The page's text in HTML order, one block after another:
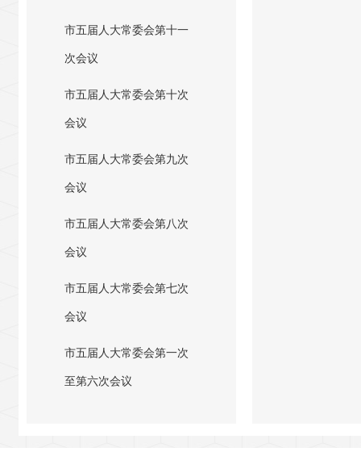
市五届人大常委会第十一
次会议
市五届人大常委会第十次
会议
市五届人大常委会第九次
会议
市五届人大常委会第八次
会议
市五届人大常委会第七次
会议
市五届人大常委会第一次
至第六次会议